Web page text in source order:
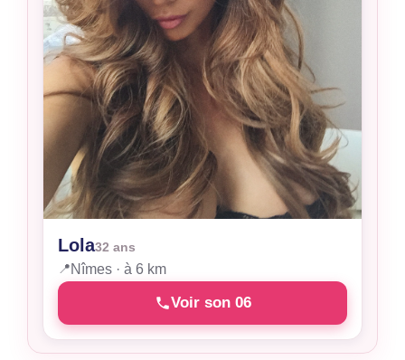
Lola32 ans
📍Nîmes · à 6 km
Voir son 06